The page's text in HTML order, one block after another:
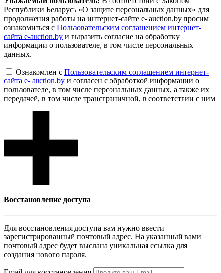
Республики Беларусь «О защите персональных данных» для
продолжения работы на интернет-сайте e- auction.by просим
ознакомиться с Пользовательским соглашением интернет-
сайта e-auction.by и выразить согласие на обработку
информации о пользователе, в том числе персональных
данных.
Ознакомлен с Пользовательским соглашением интернет-
сайта e- auction.by и согласен с обработкой информации о
пользователе, в том числе персональных данных, а также их
передачей, в том числе трансграничной, в соответствии с ним
Восcтановление доступа
Для восcтановления доступа вам нужно ввести
зарегистрированный почтовый адрес. На указанный вами
почтовый адрес будет выслана уникальная ссылка для
создания нового пароля.